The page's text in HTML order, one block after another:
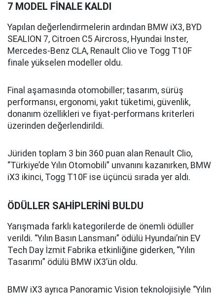
7 MODEL FİNALE KALDI
Yapılan değerlendirmelerin ardından BMW iX3, BYD
SEALION 7, Citroen C5 Aircross, Hyundai Inster,
Mercedes-Benz CLA, Renault Clio ve Togg T10F
finale yükselen modeller oldu.
Final aşamasında otomobiller; tasarım, sürüş
performansı, ergonomi, yakıt tüketimi, güvenlik,
donanım özellikleri ve fiyat-performans kriterleri
üzerinden değerlendirildi.
Jüriden toplam 3 bin 360 puan alan Renault Clio,
“Türkiye’de Yılın Otomobili” unvanını kazanırken, BMW
iX3 ikinci, Togg T10F ise üçüncü sırada yer aldı.
ÖDÜLLER SAHİPLERİNİ BULDU
Yarışmada farklı kategorilerde de önemli ödüller
verildi. “Yılın Basın Lansmanı” ödülü Hyundai’nin EV
Tech Day İzmit Fabrika etkinliğine giderken, “Yılın
Tasarımı” ödülü BMW iX3’ün oldu.
BMW iX3 ayrıca Panoramic Vision teknolojisiyle “Yılın